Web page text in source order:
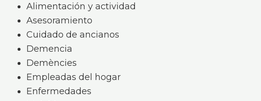
Alimentación y actividad
Asesoramiento
Cuidado de ancianos
Demencia
Demències
Empleadas del hogar
Enfermedades